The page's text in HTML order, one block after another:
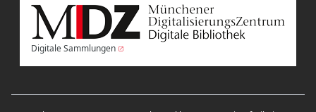
Digitale Sammlungen